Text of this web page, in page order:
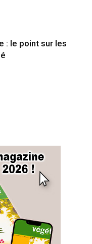
: le point sur les